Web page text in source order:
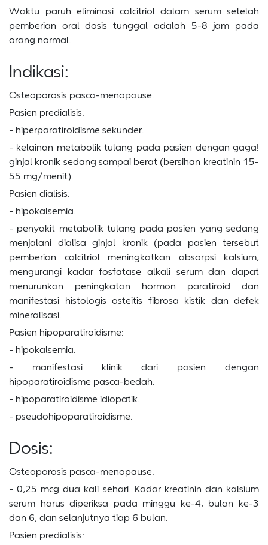
Waktu paruh eliminasi calcitriol dalam serum setelah
pemberian oral dosis tunggal adalah 5-8 jam pada
orang normal.
Indikasi:
Osteoporosis pasca-menopause.
Pasien predialisis:
- hiperparatiroidisme sekunder.
- kelainan metabolik tulang pada pasien dengan gaga!
ginjal kronik sedang sampai berat (bersihan kreatinin 15-
55 mg/menit).
Pasien dialisis:
- hipokalsemia.
- penyakit metabolik tulang pada pasien yang sedang
menjalani dialisa ginjal kronik (pada pasien tersebut
pemberian calcitriol meningkatkan absorpsi kalsium,
mengurangi kadar fosfatase alkali serum dan dapat
menurunkan peningkatan hormon paratiroid dan
manifestasi histologis osteitis fibrosa kistik dan defek
mineralisasi.
Pasien hipoparatiroidisme:
- hipokalsemia.
- manifestasi klinik dari pasien dengan
hipoparatiroidisme pasca-bedah.
- hipoparatiroidisme idiopatik.
- pseudohipoparatiroidisme.
Dosis:
Osteoporosis pasca-menopause:
- 0,25 mcg dua kali sehari. Kadar kreatinin dan kalsium
serum harus diperiksa pada minggu ke-4, bulan ke-3
dan 6, dan selanjutnya tiap 6 bulan.
Pasien predialisis: